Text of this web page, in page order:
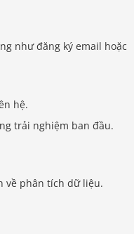
như đăng ký email hoặc
hệ.
trải nghiệm ban đầu.
về phân tích dữ liệu.